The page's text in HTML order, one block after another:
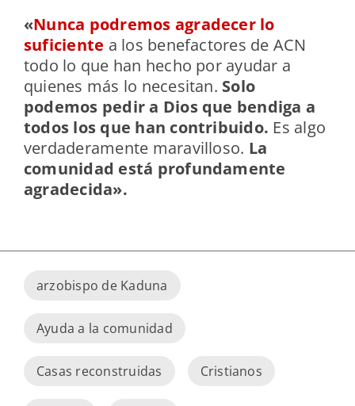
«Nunca podremos agradecer lo
suficiente a los benefactores de ACN
todo lo que han hecho por ayudar a
quienes más lo necesitan. Solo
podemos pedir a Dios que bendiga a
todos los que han contribuido. Es algo
verdaderamente maravilloso. La
comunidad está profundamente
agradecida».
arzobispo de Kaduna
Ayuda a la comunidad
Casas reconstruidas Cristianos